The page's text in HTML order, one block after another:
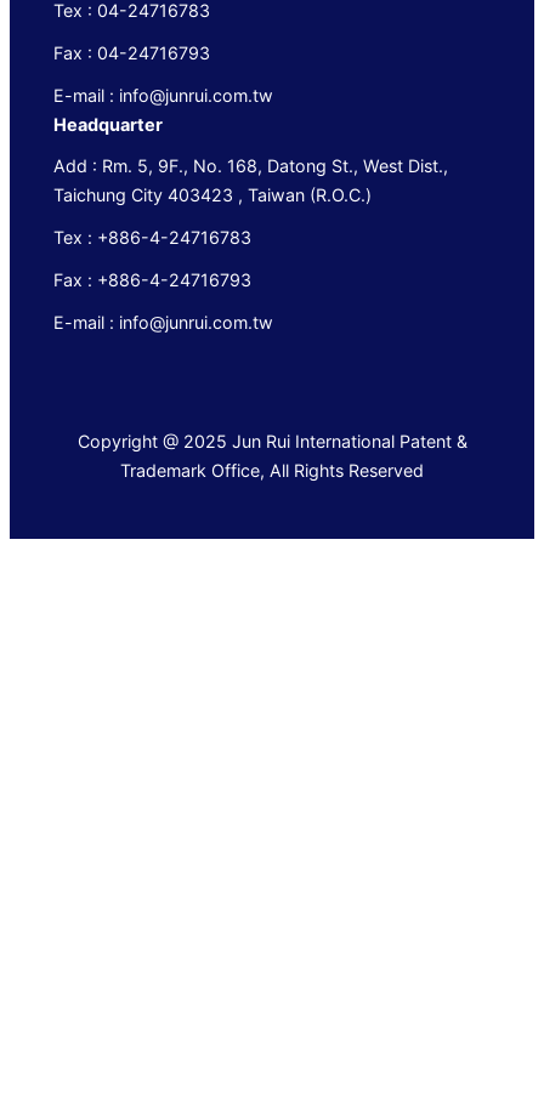
Tex : 04-24716783
Fax : 04-24716793
E-mail : info@junrui.com.tw
Headquarter
Add : Rm. 5, 9F., No. 168, Datong St., West Dist.,
Taichung City 403423 , Taiwan (R.O.C.)
Tex : +886-4-24716783
Fax : +886-4-24716793
E-mail : info@junrui.com.tw
Copyright @ 2025 Jun Rui International Patent &
Trademark Office, All Rights Reserved